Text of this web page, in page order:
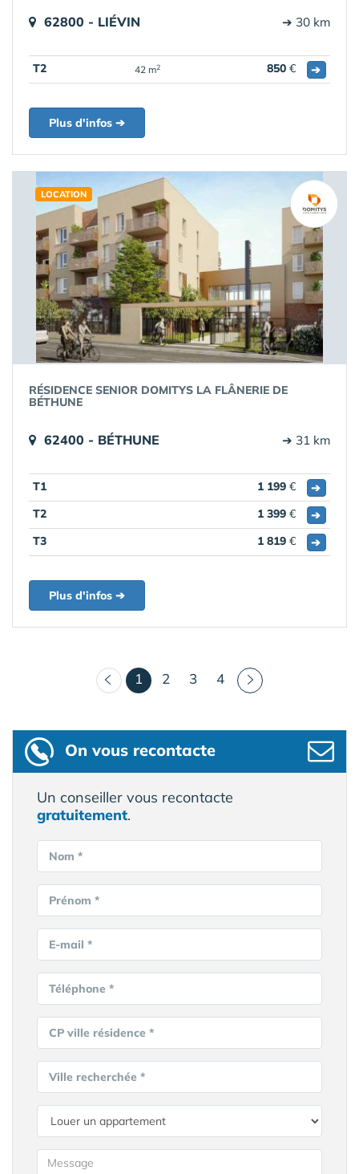
62800 - LIÉVIN ➔ 30 km
T2 42 m2 850 € ➔
Plus d'infos ➔
LOCATION
RÉSIDENCE SENIOR DOMITYS LA FLÂNERIE DE
BÉTHUNE
62400 - BÉTHUNE ➔ 31 km
T1 1 199 €
➔
T2
1 399 €
➔
T3
1 819 € ➔
Plus d'infos ➔
1 (courant)
2 3 4
On vous recontacte
Un conseiller vous recontacte
gratuitement.
Nom *
Prénom *
E-mail *
Téléphone *
CP ville résidence *
Ville recherchée *